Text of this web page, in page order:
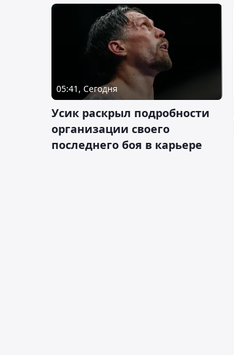
05:41, Сегодня
Усик раскрыл подробности
организации своего
последнего боя в карьере